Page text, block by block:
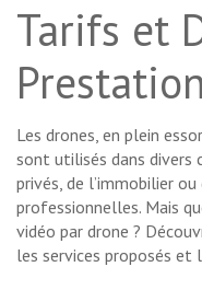
Tarifs et
Les drones, en plein
sont utilisés dans divers
privés, de l’immobilier
professionnelles. Mais
vidéo par drone ?
les services proposés